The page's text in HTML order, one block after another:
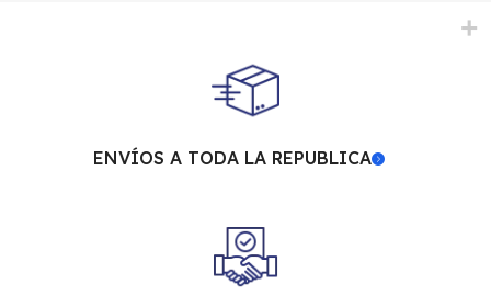
ENVÍOS A TODA LA REPUBLICA